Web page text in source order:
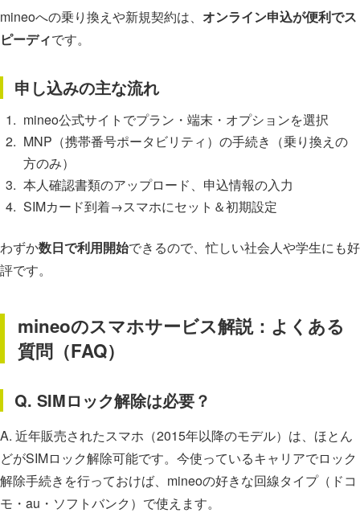
mineoへの乗り換えや新規契約は、 オンライン申込が便利でス
ピーディです。
申し込みの主な流れ
mineo公式サイトでプラン・端末・オプションを選択
MNP（携帯番号ポータビリティ）の手続き（乗り換えの
方のみ）
本人確認書類のアップロード、申込情報の入力
SIMカード到着→スマホにセット＆初期設定
わずか数日で利用開始できるので、忙しい社会人や学生にも好
評です。
mineoのスマホサービス解説：よくある
質問（FAQ）
Q. SIMロック解除は必要？
A. 近年販売されたスマホ（2015年以降のモデル）は、ほとん
どがSIMロック解除可能です。今使っているキャリアでロック
解除手続きを行っておけば、mineoの好きな回線タイプ（ドコ
モ・au・ソフトバンク）で使えます。